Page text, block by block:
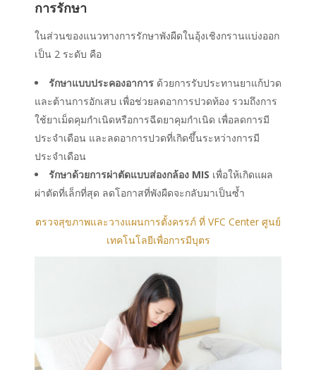
การรักษา
ในส่วนของแนวทางการรักษาพังผืดในอุ้งเชิงกรานแบ่งออก
เป็น 2 ระดับ คือ
รักษาแบบประคองอาการ ด้วยการรับประทานยาแก้ปวด
และต้านการอักเสบ เพื่อช่วยลดอาการปวดท้อง รวมถึงการ
ใช้ยาเม็ดคุมกำเนิดหรือการฉีดยาคุมกำเนิด เพื่อลดการมี
ประจำเดือน และลดอาการปวดที่เกิดขึ้นระหว่างการมี
ประจำเดือน
รักษาด้วยการผ่าตัดแบบส่องกล้อง MIS เพื่อให้เกิดแผล
ผ่าตัดที่เล็กที่สุด ลดโอกาสที่พังผืดจะกลับมาเป็นซ้ำ
ตรวจสุขภาพและวางแผนการตั้งครรภ์ ที่ VFC Center ศูนย์
เทคโนโลยีเพื่อการมีบุตร